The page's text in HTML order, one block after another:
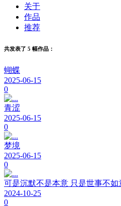
关于
作品
推荐
共发表了 5 幅作品：
蝴蝶
2025-06-15
0
青涩
2025-06-15
0
梦境
2025-06-15
0
可是沉默不是本意 只是世事不如
2024-10-25
0